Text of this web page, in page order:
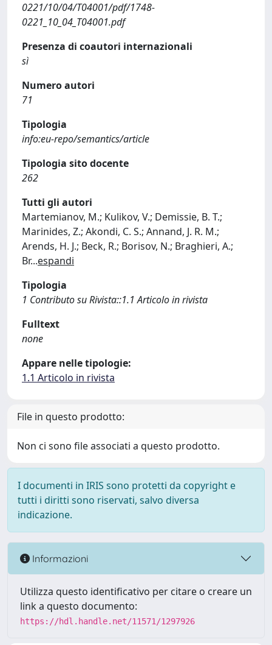
0221/10/04/T04001/pdf/1748-
0221_10_04_T04001.pdf
Presenza di coautori internazionali
sì
Numero autori
71
Tipologia
info:eu-repo/semantics/article
Tipologia sito docente
262
Tutti gli autori
Martemianov, M.; Kulikov, V.; Demissie, B. T.;
Marinides, Z.; Akondi, C. S.; Annand, J. R. M.;
Arends, H. J.; Beck, R.; Borisov, N.; Braghieri, A.;
Br...espandi
Tipologia
1 Contributo su Rivista::1.1 Articolo in rivista
Fulltext
none
Appare nelle tipologie:
1.1 Articolo in rivista
File in questo prodotto:
Non ci sono file associati a questo prodotto.
I documenti in IRIS sono protetti da copyright e
tutti i diritti sono riservati, salvo diversa
indicazione.
Informazioni
Utilizza questo identificativo per citare o creare un
link a questo documento:
https://hdl.handle.net/11571/1297926